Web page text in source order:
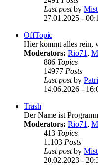
Last postby
27.01.2025 -
OffTopic
Hier kommt alles rein,
Moderators: Rio71,
886 Topics
14977 Posts
Last postby
14.06.2026 -
Trash
Der Name ist
Moderators: Rio71,
413 Topics
11103 Posts
Last postby
20.02.2023 -